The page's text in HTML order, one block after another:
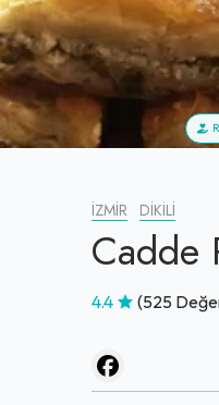
İZMIR DIKILI
Cadde
4.4 (525